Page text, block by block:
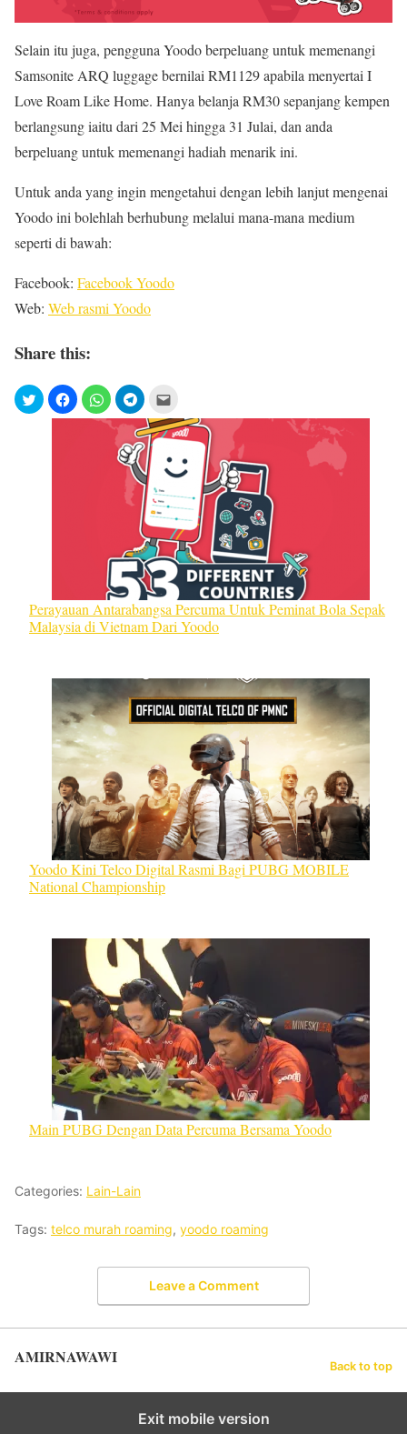
Selain itu juga, pengguna Yoodo berpeluang untuk memenangi
Samsonite ARQ luggage bernilai RM1129 apabila menyertai I
Love Roam Like Home. Hanya belanja RM30 sepanjang kempen
berlangsung iaitu dari 25 Mei hingga 31 Julai, dan anda
berpeluang untuk memenangi hadiah menarik ini.
Untuk anda yang ingin mengetahui dengan lebih lanjut mengenai
Yoodo ini bolehlah berhubung melalui mana-mana medium
seperti di bawah:
Facebook: Facebook Yoodo
Web: Web rasmi Yoodo
Share this:
Perayauan Antarabangsa Percuma Untuk Peminat Bola Sepak
Malaysia di Vietnam Dari Yoodo
Yoodo Kini Telco Digital Rasmi Bagi PUBG MOBILE
National Championship
Main PUBG Dengan Data Percuma Bersama Yoodo
Categories: Lain-Lain
Tags: telco murah roaming, yoodo roaming
Leave a Comment
AMIRNAWAWI Back to top
Exit mobile version